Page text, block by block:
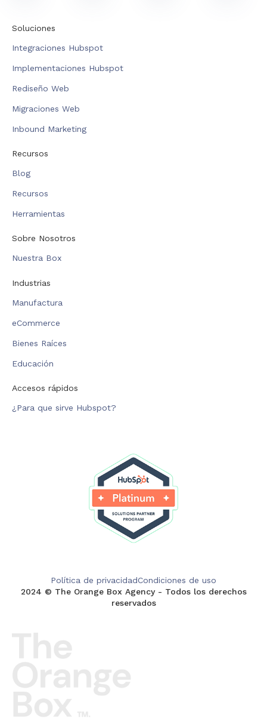
Soluciones
Integraciones Hubspot
Implementaciones Hubspot
Rediseño Web
Migraciones Web
Inbound Marketing
Recursos
Blog
Recursos
Herramientas
Sobre Nosotros
Nuestra Box
Industrias
Manufactura
eCommerce
Bienes Raíces
Educación
Accesos rápidos
¿Para que sirve Hubspot?
2024 © The Orange Box Agency - Todos los derechos
reservados
Política de privacidadCondiciones de uso